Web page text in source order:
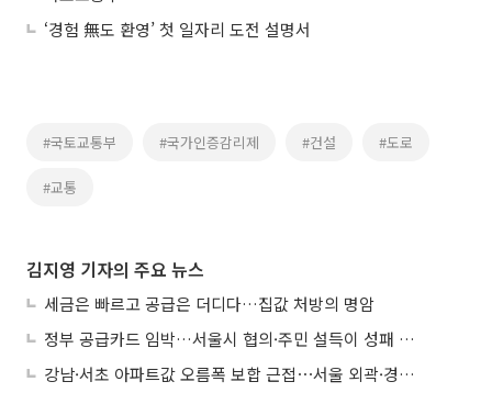
‘경험 無도 환영’ 첫 일자리 도전 설명서
#국토교통부 #국가인증감리제 #건설 #도로
#교통
김지영 기자의 주요 뉴스
세금은 빠르고 공급은 더디다…집값 처방의 명암
정부 공급카드 임박…서울시 협의·주민 설득이 성패 가른다
강남·서초 아파트값 오름폭 보합 근접⋯서울 외곽·경기 남부 중심 매수세